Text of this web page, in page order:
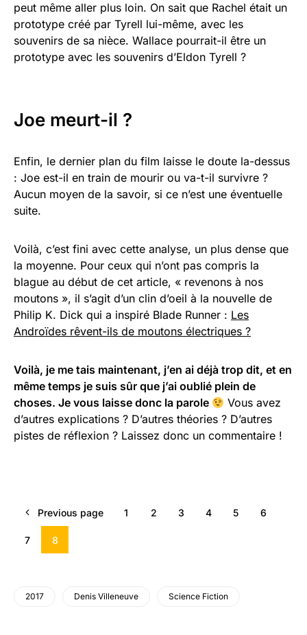
peut même aller plus loin. On sait que Rachel était un
prototype créé par Tyrell lui-même, avec les
souvenirs de sa nièce. Wallace pourrait-il être un
prototype avec les souvenirs d’Eldon Tyrell ?
Joe meurt-il ?
Enfin, le dernier plan du film laisse le doute la-dessus
: Joe est-il en train de mourir ou va-t-il survivre ?
Aucun moyen de la savoir, si ce n’est une éventuelle
suite.
Voilà, c’est fini avec cette analyse, un plus dense que
la moyenne. Pour ceux qui n’ont pas compris la
blague au début de cet article, « revenons à nos
moutons », il s’agit d’un clin d’oeil à la nouvelle de
Philip K. Dick qui a inspiré Blade Runner : Les
Androïdes rêvent-ils de moutons électriques ?
Voilà, je me tais maintenant, j’en ai déjà trop dit, et en
même temps je suis sûr que j’ai oublié plein de
choses. Je vous laisse donc la parole
Vous avez
d’autres explications ? D’autres théories ? D’autres
pistes de réflexion ? Laissez donc un commentaire !
Previous page 1 2 3 4 5 6
7 8
2017 Denis Villeneuve Science Fiction